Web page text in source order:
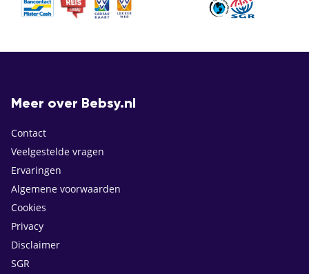
Meer over Bebsy.nl
Contact
Veelgestelde vragen
Ervaringen
Algemene voorwaarden
Cookies
Privacy
Disclaimer
SGR